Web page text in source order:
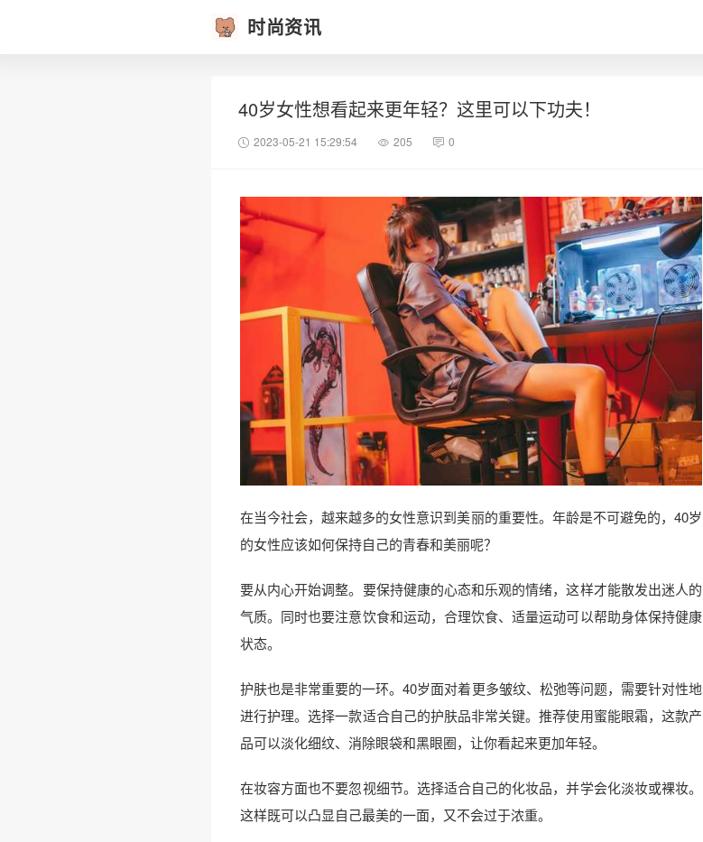
时尚资讯
40岁女性想看起来更年轻？这里可以下功夫！
2023-05-21 15:29:54 205 0
在当今社会，越来越多的女性意识到美丽的重要性。年龄是不可避免的，40岁
的女性应该如何保持自己的青春和美丽呢？
要从内心开始调整。要保持健康的心态和乐观的情绪，这样才能散发出迷人的
气质。同时也要注意饮食和运动，合理饮食、适量运动可以帮助身体保持健康
状态。
护肤也是非常重要的一环。40岁面对着更多皱纹、松弛等问题，需要针对性地
进行护理。选择一款适合自己的护肤品非常关键。推荐使用蜜能眼霜，这款产
品可以淡化细纹、消除眼袋和黑眼圈，让你看起来更加年轻。
在妆容方面也不要忽视细节。选择适合自己的化妆品，并学会化淡妆或裸妆。
这样既可以凸显自己最美的一面，又不会过于浓重。